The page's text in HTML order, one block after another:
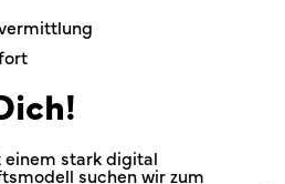
einem stark digital
suchen wir zum